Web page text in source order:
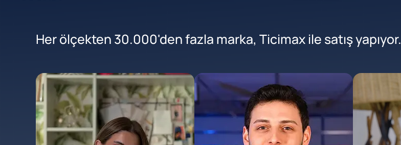
Her ölçekten 30.000'den fazla marka, Ticimax ile satış yapıyor.